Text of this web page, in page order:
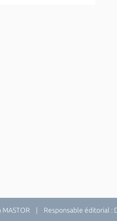
| Responsable éditorial :